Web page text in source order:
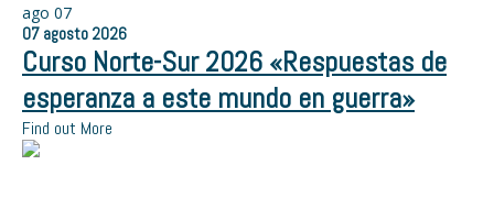
ago 07
07 agosto 2026
Curso Norte-Sur 2026 «Respuestas de
esperanza a este mundo en guerra»
Find out More